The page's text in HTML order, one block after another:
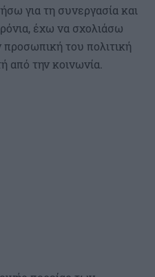
για τη συνεργασία και
έχω να σχολιάσω
του πολιτική
από την κοινωνία.